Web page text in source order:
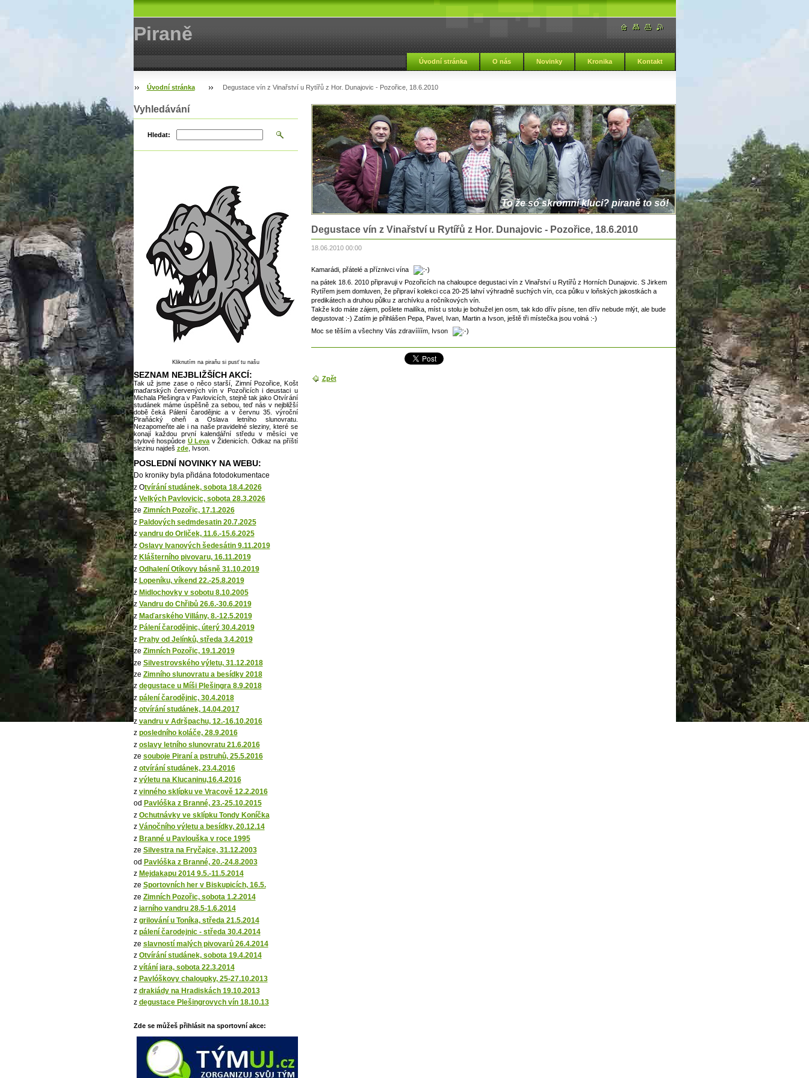
Piraně
Úvodní stránka O nás Novinky Kronika Kontakt
Úvodní stránka Degustace vín z Vinařství u Rytířů z Hor. Dunajovic - Pozořice, 18.6.2010
To že só skromní kluci? piraně to só!
Degustace vín z Vinařství u Rytířů z Hor. Dunajovic - Pozořice, 18.6.2010
18.06.2010 00:00
Kamarádi, přátelé a příznivci vína
na pátek 18.6. 2010 připravuji v Pozořicích na chaloupce degustaci vín z Vinařství u Rytířů z Horních Dunajovic. S Jirkem
Rytířem jsem domluven, že připraví kolekci cca 20-25 lahví výhradně suchých vín, cca půlku v loňských jakostkách a
predikátech a druhou půlku z archívku a ročníkových vín.
Takže kdo máte zájem, pošlete mailíka, míst u stolu je bohužel jen osm, tak kdo dřív písne, ten dřív nebude mlýt, ale bude
degustovat :-) Zatím je přihlášen Pepa, Pavel, Ivan, Martin a Ivson, ještě tři místečka jsou volná :-)
Moc se těším a všechny Vás zdravíííím, Ivson
Zpět
Vyhledávání
Hledat:
Kliknutím na piraňu si pusť tu našu
SEZNAM NEJBLIŽŠÍCH AKCÍ:
Tak už jsme zase o něco starší, Zimní Pozořice, Košt
maďarských červených vín v Pozořicích i deustaci u
Michala Plešingra v Pavlovicích, stejně tak jako Otvírání
studánek máme úspěšně za sebou, teď nás v nejbližší
době čeká Pálení čarodějnic a v červnu 35. výroční
Piraňácký oheň a Oslava letního slunovratu.
Nezapomeňte ale i na naše pravidelné sleziny, které se
konají každou první kalendářní středu v měsíci ve
stylové hospůdce Ú Leva v Židenicích. Odkaz na příští
slezinu najdeš zde, Ivson.
POSLEDNÍ NOVINKY NA WEBU:
Do kroniky byla přidána fotodokumentace
z Otvírání studánek, sobota 18.4.2026
z Velkých Pavlovicic, sobota 28.3.2026
ze Zimních Pozořic, 17.1.2026
z Paldových sedmdesatin 20.7.2025
z vandru do Orliček, 11.6.-15.6.2025
z Oslavy Ivanových šedesátin 9.11.2019
z Klášterního pivovaru, 16.11.2019
z Odhalení Otíkovy básně 31.10.2019
z Lopeníku, víkend 22.-25.8.2019
z Midlochovky v sobotu 8.10.2005
z Vandru do Chřibů 26.6.-30.6.2019
z Maďarského Villány, 8.-12.5.2019
z Pálení čarodějnic, úterý 30.4.2019
z Prahy od Jelínků, středa 3.4.2019
ze Zimních Pozořic, 19.1.2019
ze Silvestrovského výletu, 31.12.2018
ze Zimního slunovratu a besídky 2018
z degustace u Míši Plešingra 8.9.2018
z pálení čarodějnic, 30.4.2018
z otvírání studánek, 14.04.2017
z vandru v Adršpachu, 12.-16.10.2016
z posledního koláče, 28.9.2016
z oslavy letního slunovratu 21.6.2016
ze souboje Piraní a pstruhů, 25.5.2016
z otvírání studánek, 23.4.2016
z výletu na Klucaninu,16.4.2016
z vinného sklípku ve Vracově 12.2.2016
od Pavlóška z Branné, 23.-25.10.2015
z Ochutnávky ve sklípku Tondy Koníčka
z Vánočního výletu a besídky, 20.12.14
z Branné u Pavlouška v roce 1995
ze Silvestra na Fryčajce, 31.12.2003
od Pavlóška z Branné, 20.-24.8.2003
z Mejdakapu 2014 9.5.-11.5.2014
ze Sportovních her v Biskupicích, 16.5.
ze Zimních Pozořic, sobota 1.2.2014
z jarního vandru 28.5-1.6.2014
z grilování u Toníka, středa 21.5.2014
z pálení čarodejnic - středa 30.4.2014
ze slavností malých pivovarů 26.4.2014
z Otvírání studánek, sobota 19.4.2014
z vítání jara, sobota 22.3.2014
z Pavlóškovy chaloupky, 25-27.10.2013
z drakiády na Hradiskách 19.10.2013
z degustace Plešingrovych vín 18.10.13
Zde se můžeš přihlásit na sportovní akce: